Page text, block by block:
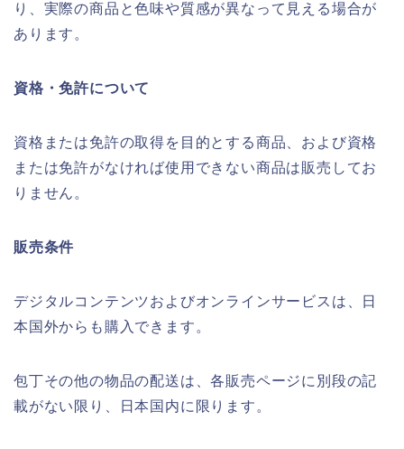
り、実際の商品と色味や質感が異なって見える場合が
あります。
資格・免許について
資格または免許の取得を目的とする商品、および資格
または免許がなければ使用できない商品は販売してお
りません。
販売条件
デジタルコンテンツおよびオンラインサービスは、日
本国外からも購入できます。
包丁その他の物品の配送は、各販売ページに別段の記
載がない限り、日本国内に限ります。